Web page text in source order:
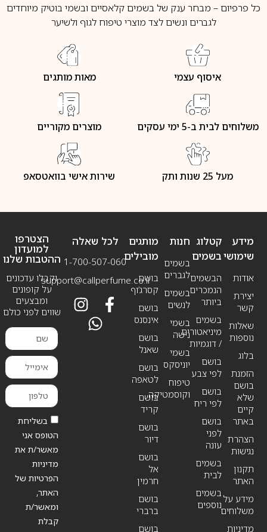
כל פרפיום – מבחר ענק של בשמים קלאסיים ובשמי בוטיק מיוחדים
לגברים ונשים לצד מוצרי טיפוח לגוף ולשיער
איסוף עצמי מאות מותגים
משלוחים לבית ב-5 ימי עסקים מוצרים מקוריים
מעל 25 שנות ותק שירות אישי בוואטסאפ
מידע
שימושי
אודות
יצירת
קשר
שאלות
נוספות
בלוג
הזמנת
בושם
שלא
קיים
באתר
הצהרת
נגישות
תקנון
האתר
מידע על
משלוחים
מדיניות
חנות
בשמים
לגברים
בשמים
לנשים
בשמי
נישה
בשמי
יוניסקס
טיפוח
וקוסמטיקה
קטלוג
בשמים
הבשמים
הנמכרים
ביותר
בשמים
מיניאטורים
/ דוגמיות
בושם
לפי צבע
בושם
לפי ריח
בושם
לפני
עונה
בשמים
לבית
בשמים
נוספים
מותגים
מובילים
בושם
קסרג’וף
בושם
אינסנס
בושם
שאנל
בושם
לטאפה
בושם
קריד
בושם
דיור
בושם
אל
חרמין
בושם
ברברי
בושם
לכל שאלה
1-700-507-060
support@callperfume.co.il
הצטרפו
למועדון
ההטבות שלנו
וקבלו עדכונים
על קופונים
ומבצעים
שווים לפני כולם
בשליחת
הטופס אני
מאשר/ת את
מדיניות
הפרטיות של
האתר,
ומאשר/ת
קבלת